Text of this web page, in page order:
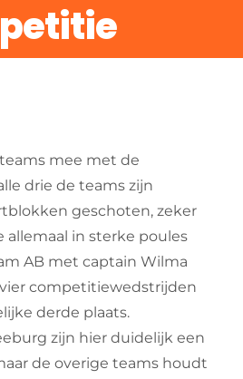
mee met de
drie de teams zijn
geschoten, zeker
allemaal in sterke poules
AB met captain Wilma
competitiewedstrijden
derde plaats.
zijn hier duidelijk een
de overige teams houdt